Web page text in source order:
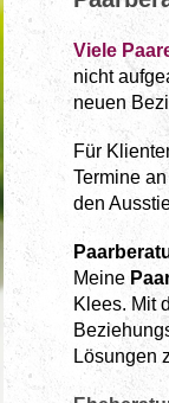
Viele
nicht
neuen
Für
Termine
den
Meine
Klees. Mit
Lösungen